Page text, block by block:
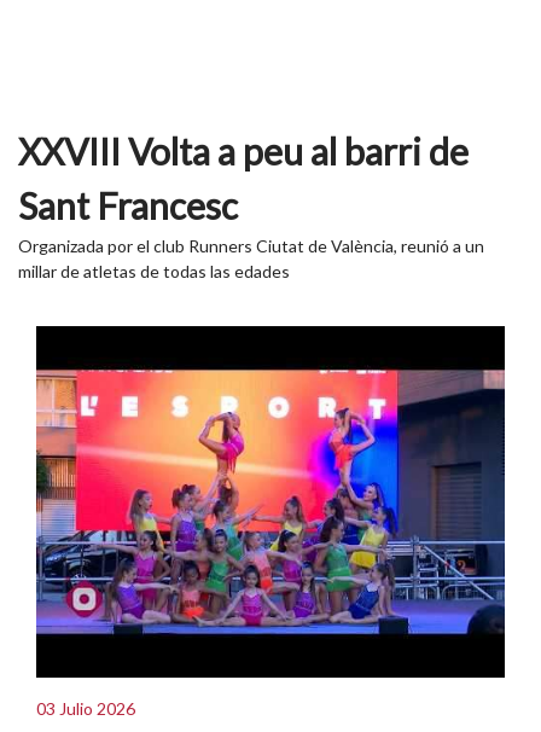
XXVIII Volta a peu al barri de
Sant Francesc
Organizada por el club Runners Ciutat de València, reunió a un
millar de atletas de todas las edades
03 Julio 2026